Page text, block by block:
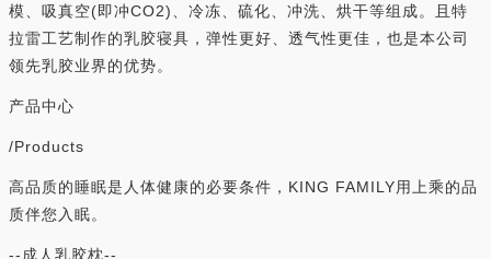
模、吸真空(即冲CO2)、冷冻、硫化、冲洗、烘干等组成。且特
拉雷工艺制作的乳胶寝具，弹性更好、透气性更佳，也是本公司
领先乳胶业界的优势。
产品中心
/Products
高品质的睡眠是人体健康的必要条件，KING FAMILY用上乘的品
质伴您入眠。
--成人乳胶枕--